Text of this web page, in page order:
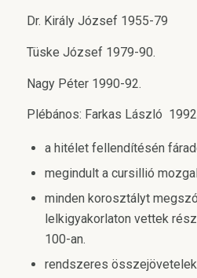
Dr. Király József 1955-79
Tüske József 1979-90.
Nagy Péter 1990-92.
Plébános: Farkas László
a hitélet fellendítésén
megindult a cursillió
minden korosztályt
lelkigyakorlaton vettek
100-an.
rendszeres összejövetelek